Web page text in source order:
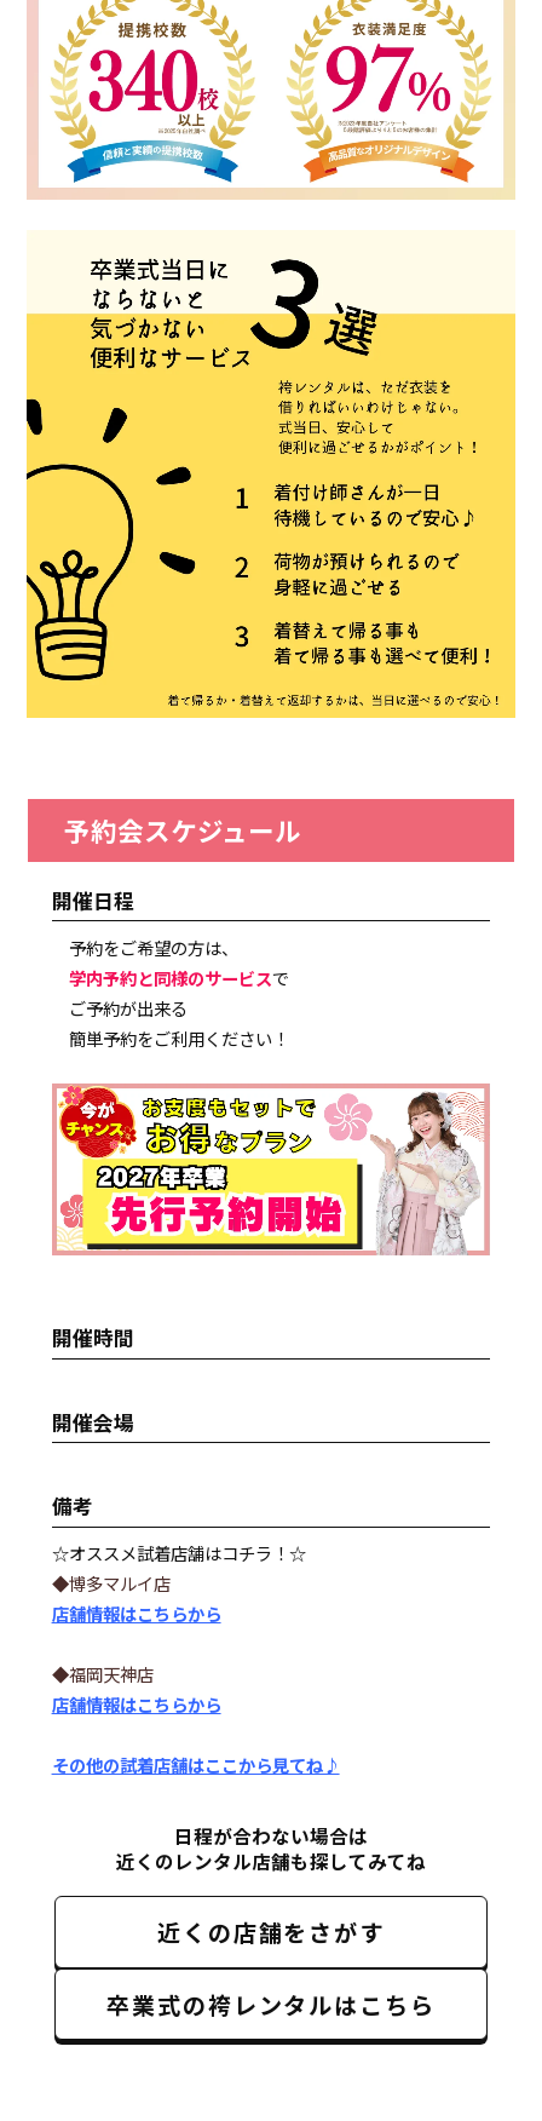
予約会スケジュール
開催日程
予約をご希望の方は、
学内予約と同様のサービスで
ご予約が出来る
簡単予約をご利用ください！
開催時間
開催会場
備考
☆オススメ試着店舗はコチラ！☆
◆博多マルイ店
店舗情報はこちらから
◆福岡天神店
店舗情報はこちらから
その他の試着店舗はここから見てね♪
日程が合わない場合は
近くのレンタル店舗も探してみてね
近くの店舗をさがす
卒業式の袴レンタルはこちら